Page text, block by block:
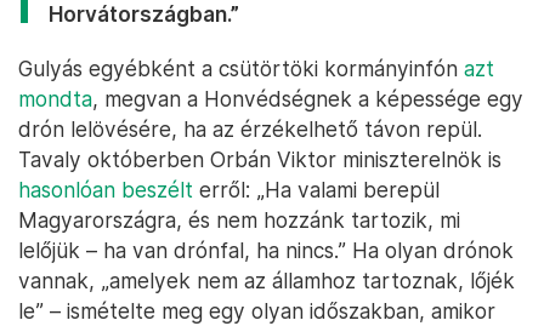
Horvátországban.”
Gulyás egyébként a csütörtöki kormányinfón azt
mondta, megvan a Honvédségnek a képessége egy
drón lelövésére, ha az érzékelhető távon repül.
Tavaly októberben Orbán Viktor miniszterelnök is
hasonlóan beszélt erről: „Ha valami berepül
Magyarországra, és nem hozzánk tartozik, mi
lelőjük – ha van drónfal, ha nincs.” Ha olyan drónok
vannak, „amelyek nem az államhoz tartoznak, lőjék
le” – ismételte meg egy olyan időszakban, amikor